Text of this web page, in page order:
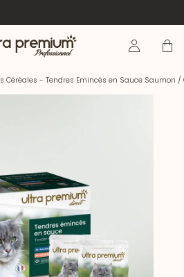
Se Panier
Céréales - Tendres Emincés en Sauce Saumon